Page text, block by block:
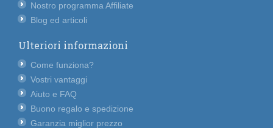
Nostro programma Affiliate
Blog ed articoli
Ulteriori informazioni
Come funziona?
Vostri vantaggi
Aiuto e FAQ
Buono regalo e spedizione
Garanzia miglior prezzo